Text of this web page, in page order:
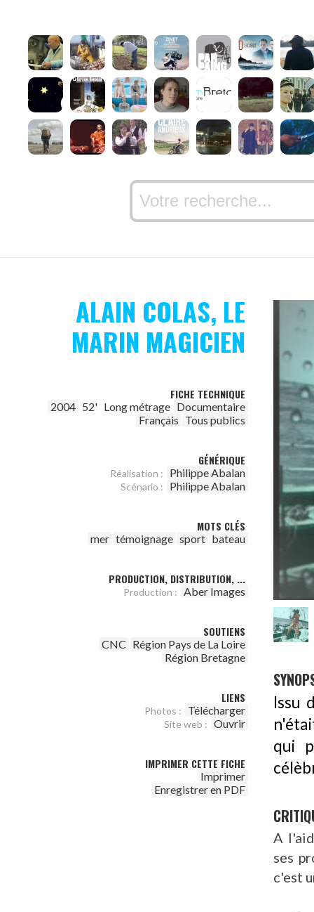
ALAIN COLAS, LE
MARIN MAGICIEN
FICHE TECHNIQUE
2004 52' Long métrage Documentaire
Français Tous publics
GÉNÉRIQUE
Réalisation : Philippe Abalan
Scénario : Philippe Abalan
MOTS CLÉS
mer témoignage sport bateau
PRODUCTION, DISTRIBUTION, ...
Production : Aber Images
SOUTIENS
CNC Région Pays de La Loire
Région Bretagne
LIENS
Photos : Télécharger
Site web : Ouvrir
IMPRIMER CETTE FICHE
Imprimer
Enregistrer en PDF
Issu
qui
A
ses
c'est